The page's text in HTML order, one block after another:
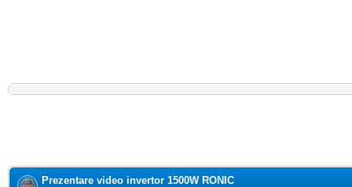
Prezentare video invertor 1500W RONIC